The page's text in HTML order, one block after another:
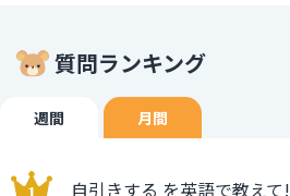
質問ランキング
週間 月間
自引きする を英語で教えて!